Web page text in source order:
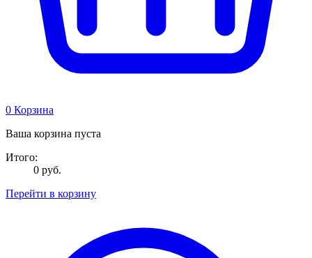
0 Корзина
Ваша корзина пуста
Итого:
0 руб.
Перейти в корзину